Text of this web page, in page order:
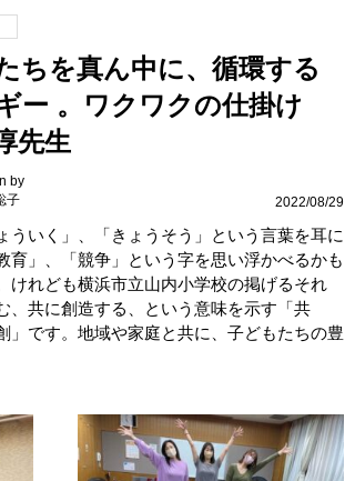
ちを真ん中に、循環する
ー 。ワクワクの仕掛け
先生
by
子
2022/08/29
ういく」、「きょうそう」という言葉を耳に
育」、「競争」という字を思い浮かべるかも
けれども横浜市立山内小学校の掲げるそれ
、共に創造する、という意味を示す「共
」です。地域や家庭と共に、子どもたちの豊